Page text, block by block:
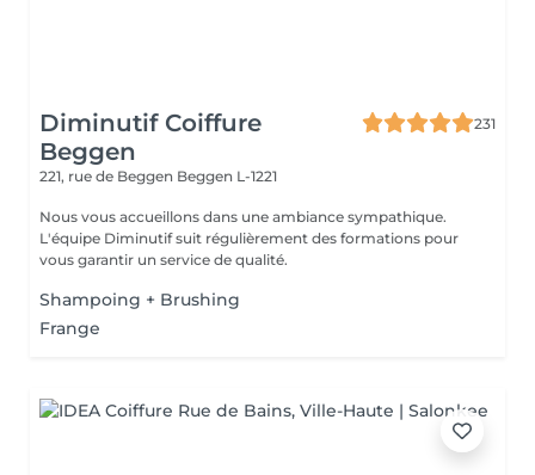
Diminutif Coiffure
Beggen
231
221, rue de Beggen Beggen L-1221
Nous vous accueillons dans une ambiance sympathique.
L'équipe Diminutif suit régulièrement des formations pour
vous garantir un service de qualité.
Shampoing + Brushing
Frange